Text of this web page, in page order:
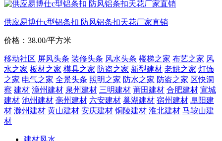
供应易博仕c型铝条扣 防风铝条扣天花厂家直销
价格：38.00/平方米
移动社区 屏风头条 装修头条 风水头条 楼梯之家 布艺之家 风
水之家 板材之家 模具之家 防盗之家 新型建材 老姚之家 灯饰
之家 电气之家 全景头条 照明之家 防水之家 防盗之家 区快洞
察 建材 漳州建材 泉州建材 三明建材 莆田建材 合肥建材 宣城
建材 池州建材 亳州建材 六安建材 巢湖建材 宿州建材 阜阳建
材 滁州建材 黄山建材 安庆建材 铜陵建材 淮北建材 马鞍山建
材
建材风水